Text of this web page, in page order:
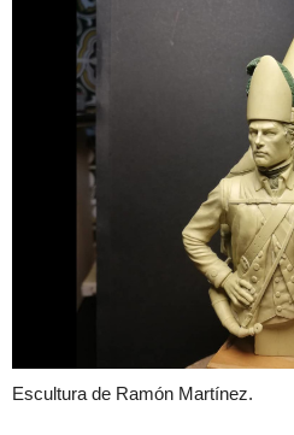
Escultura de Ramón Martínez.